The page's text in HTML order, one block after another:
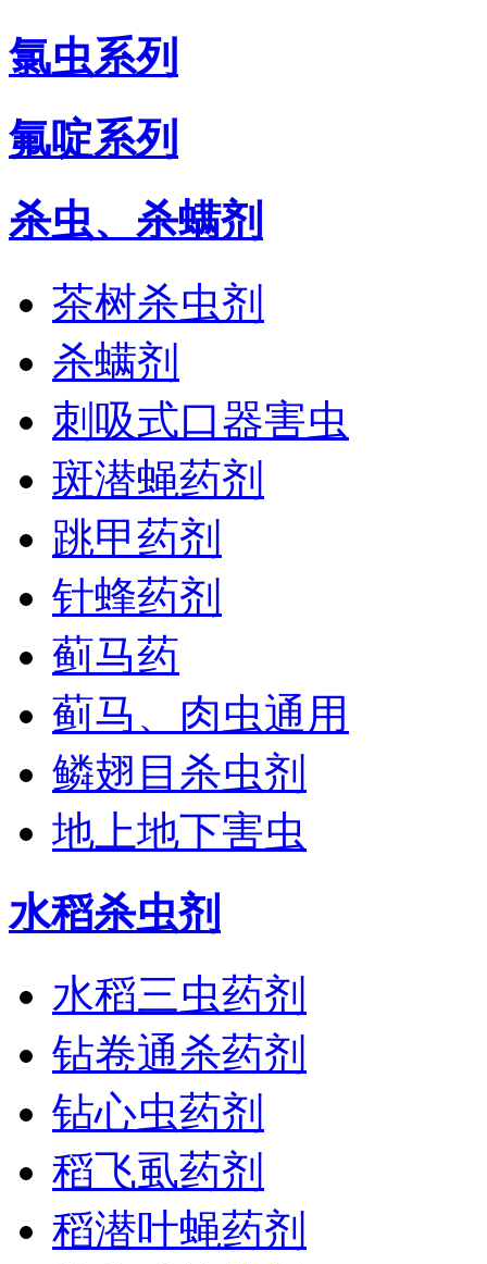
氯虫系列
氟啶系列
杀虫、杀螨剂
茶树杀虫剂
杀螨剂
刺吸式口器害虫
斑潜蝇药剂
跳甲药剂
针蜂药剂
蓟马药
蓟马、肉虫通用
鳞翅目杀虫剂
地上地下害虫
水稻杀虫剂
水稻三虫药剂
钻卷通杀药剂
钻心虫药剂
稻飞虱药剂
稻潜叶蝇药剂